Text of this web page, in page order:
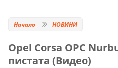
Начало НОВИНИ
Opel Corsa OPC
пистата (Видео)